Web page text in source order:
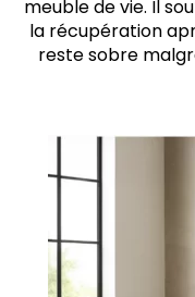
meuble de vie. Il
la récupération
reste sobre